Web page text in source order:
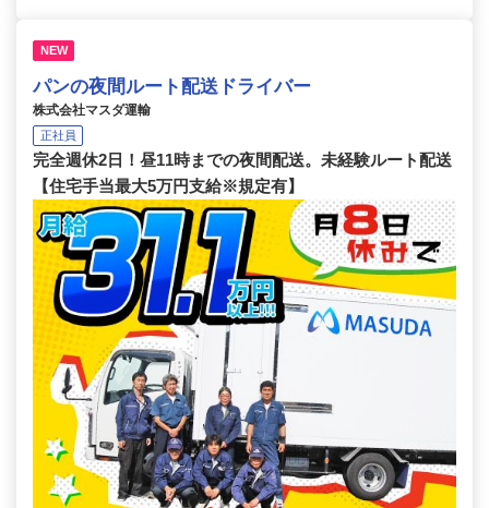
NEW
パンの夜間ルート配送ドライバー
株式会社マスダ運輸
正社員
完全週休2日！昼11時までの夜間配送。未経験ルート配送
【住宅手当最大5万円支給※規定有】